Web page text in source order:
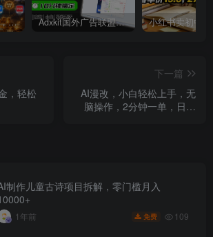
AI小说短故事项目，大佬亲测月入1-3W，零基础教你用AI批量产出优质短故事，实现一稿多吃多渠道变现 Adxkit国外广告联盟系统，一天上500+广告，让你的投放更加高效简单！
，轻松
下一篇
AI漫改，小白轻松上手，无
脑操作，2分钟一单，日入
制作儿童古诗项目拆解，零门槛月入
1年前 免费 109